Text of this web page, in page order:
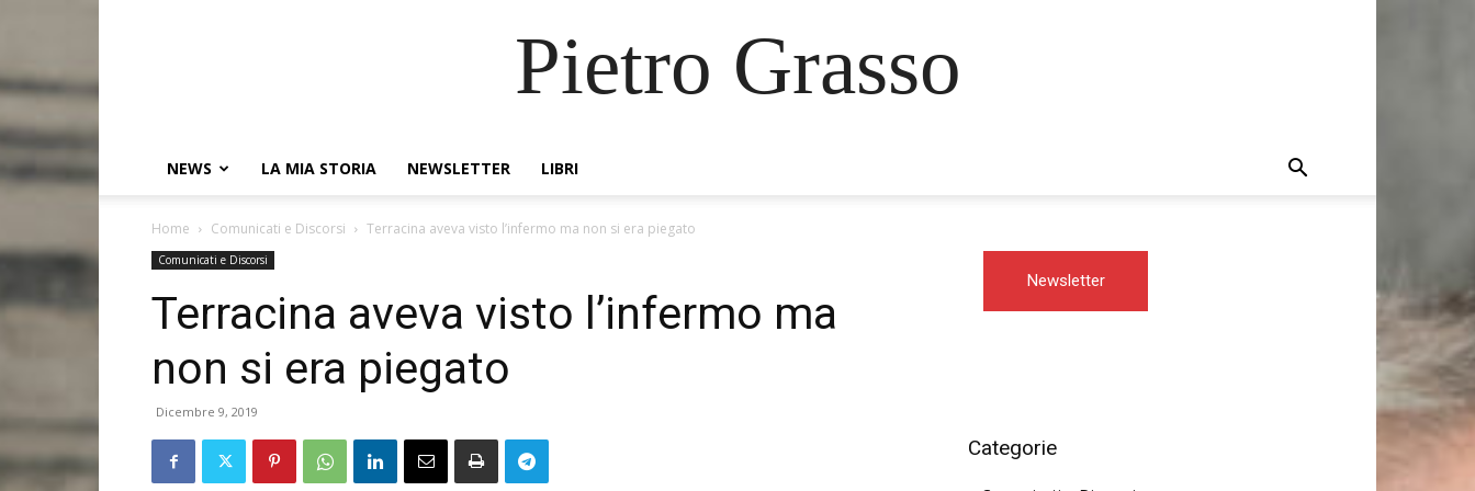
Pietro Grasso
NEWS LA MIA STORIA NEWSLETTER LIBRI
Home Comunicati e Discorsi Terracina aveva visto l’infermo ma non si era piegato
Comunicati e Discorsi
Terracina aveva visto l’infermo ma
non si era piegato
Dicembre 9, 2019
Newsletter
Categorie